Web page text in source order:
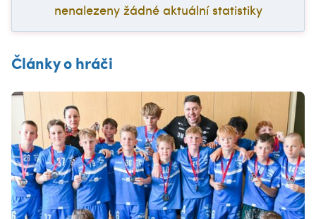
nenalezeny žádné aktuální statistiky
Články o hráči